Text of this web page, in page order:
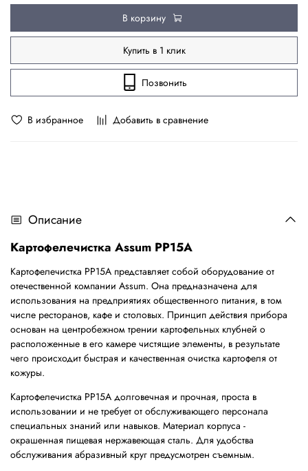
В избранное Добавить в сравнение
В корзину
Купить в 1 клик
Позвонить
Описание
Картофелечистка Assum РР15A
Картофелечистка РР15A представляет собой оборудование от
отечественной компании Assum. Она предназначена для
использования на предприятиях общественного питания, в том
числе ресторанов, кафе и столовых. Принцип действия прибора
основан на центробежном трении картофельных клубней о
расположенные в его камере чистящие элементы, в результате
чего происходит быстрая и качественная очистка картофеля от
кожуры.
Картофелечистка РР15A долговечная и прочная, проста в
использовании и не требует от обслуживающего персонала
специальных знаний или навыков. Материал корпуса -
окрашенная пищевая нержавеющая сталь. Для удобства
обслуживания абразивный круг предусмотрен съемным.